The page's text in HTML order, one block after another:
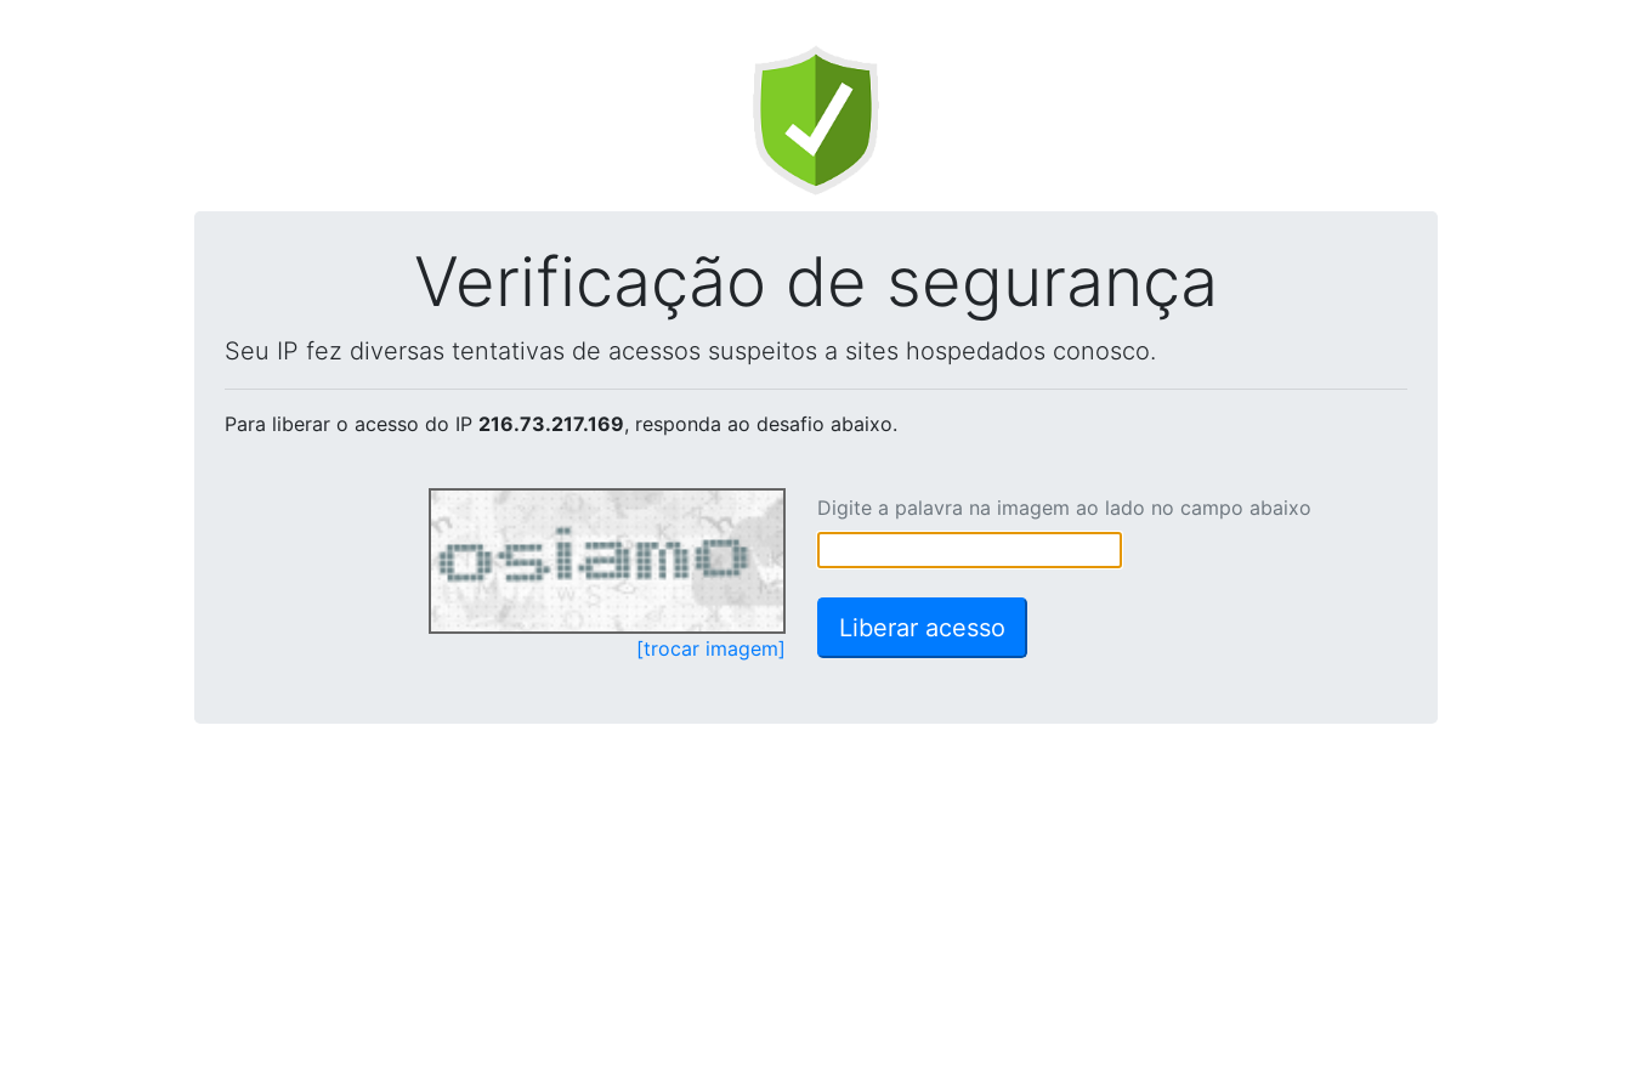
Verificação de segurança
Seu IP fez diversas tentativas de acessos suspeitos a sites hospedados conosco.
Para liberar o acesso do IP 216.73.217.169, responda ao desafio abaixo.
[trocar imagem]
Digite a palavra na imagem ao lado no campo abaixo